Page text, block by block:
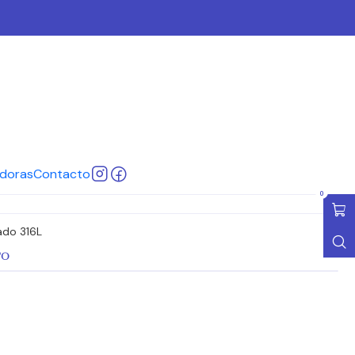
Contacto
0
316L